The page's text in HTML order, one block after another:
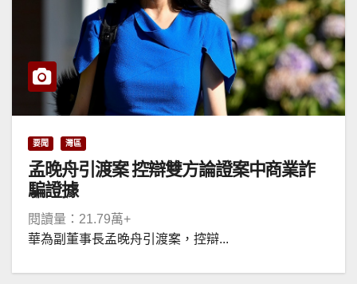
要聞 灣區
孟晚舟引渡案 控辯雙方論證案中商業詐
騙證據
閱讀量：21.79萬+
華為副董事長孟晚舟引渡案，控辯...